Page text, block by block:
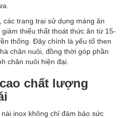
trang trại sử dụng máng ăn
thiểu thất thoát thức ăn từ 15-
thống. Đây chính là yếu tố then
chăn nuôi, đồng thời góp phần
chăn nuôi hiện đại.
chất lượng
inox không chỉ đảm bảo sức